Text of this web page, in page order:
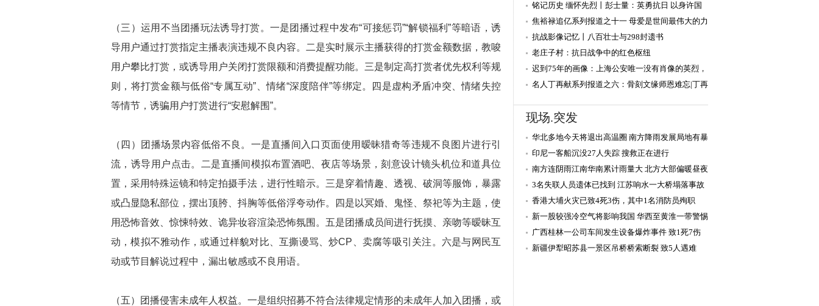
（三）运用不当团播玩法诱导打赏。一是团播过程中发布“可接惩罚”“解锁福利”等暗语，诱
导用户通过打赏指定主播表演违规不良内容。二是实时展示主播获得的打赏金额数据，教唆
用户攀比打赏，或诱导用户关闭打赏限额和消费提醒功能。三是制定高打赏者优先权利等规
则，将打赏金额与低俗“专属互动”、情绪“深度陪伴”等绑定。四是虚构矛盾冲突、情绪失控
等情节，诱骗用户打赏进行“安慰解围”。
（四）团播场景内容低俗不良。一是直播间入口页面使用暧昧猎奇等违规不良图片进行引
流，诱导用户点击。二是直播间模拟布置酒吧、夜店等场景，刻意设计镜头机位和道具位
置，采用特殊运镜和特定拍摄手法，进行性暗示。三是穿着情趣、透视、破洞等服饰，暴露
或凸显隐私部位，摆出顶胯、抖胸等低俗浮夸动作。四是以冥婚、鬼怪、祭祀等为主题，使
用恐怖音效、惊悚特效、诡异妆容渲染恐怖氛围。五是团播成员间进行抚摸、亲吻等暧昧互
动，模拟不雅动作，或通过样貌对比、互撕谩骂、炒CP、卖腐等吸引关注。六是与网民互
动或节目解说过程中，漏出敏感或不良用语。
（五）团播侵害未成年人权益。一是组织招募不符合法律规定情形的未成年人加入团播，或
抗日英烈
铭记历史 缅怀先烈丨彭士量：英勇抗日 以身许国
焦裕禄追亿系列报道之十一 母爱是世间最伟大的力
量 言传身教
抗战影像记忆丨八百壮士与298封遗书
老庄子村：抗日战争中的红色枢纽
迟到75年的画像：上海公安唯一没有肖像的英烈，
重现年轻模样
名人丁再献系列报道之六：骨刻文缘师恩难忘|丁再
现场.突发
华北多地今天将退出高温圈 南方降雨发展局地有暴
雨或大暴雨
印尼一客船沉没27人失踪 搜救正在进行
南方连阴雨江南华南累计雨量大 北方大部偏暖昼夜
温差显著
3名失联人员遗体已找到 江苏响水一大桥塌落事故
造成5人死亡
香港大埔火灾已致4死3伤，其中1名消防员殉职
新一股较强冷空气将影响我国 华西至黄淮一带警惕
持续降雨致灾
广西桂林一公司车间发生设备爆炸事件 致1死7伤
新疆伊犁昭苏县一景区吊桥桥索断裂 致5人遇难